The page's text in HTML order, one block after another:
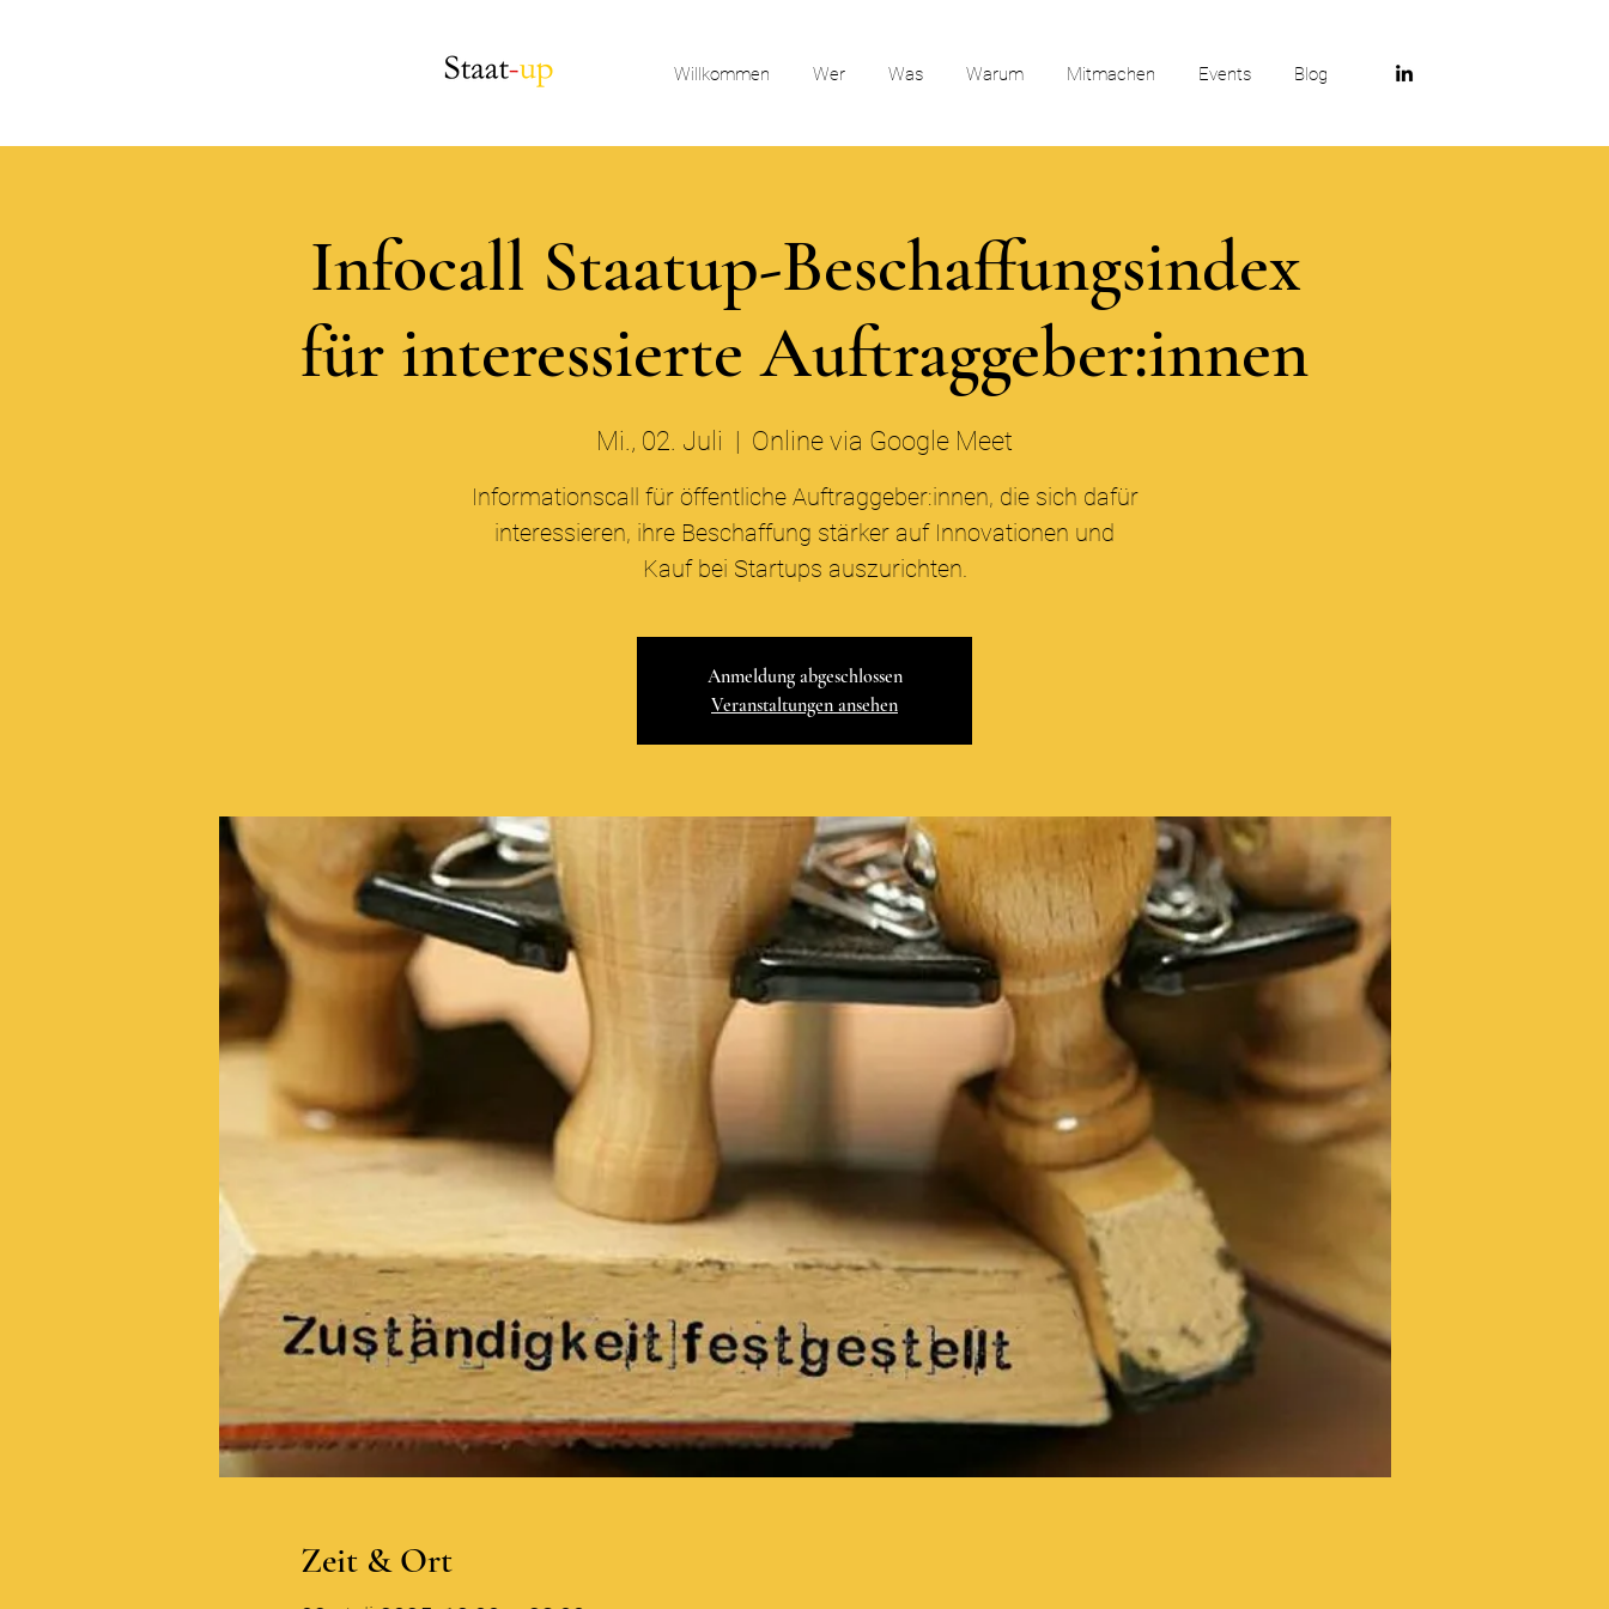
Willkommen Wer Was Warum Mitmachen Events Blog
Infocall Staatup-Beschaffungsindex
für interessierte Auftraggeber:innen
Mi., 02. Juli
  |
Online via Google Meet
Informationscall für öffentliche Auftraggeber:innen, die sich dafür
interessieren, ihre Beschaffung stärker auf Innovationen und
Kauf bei Startups auszurichten.
Anmeldung abgeschlossen
Veranstaltungen ansehen
Zeit & Ort